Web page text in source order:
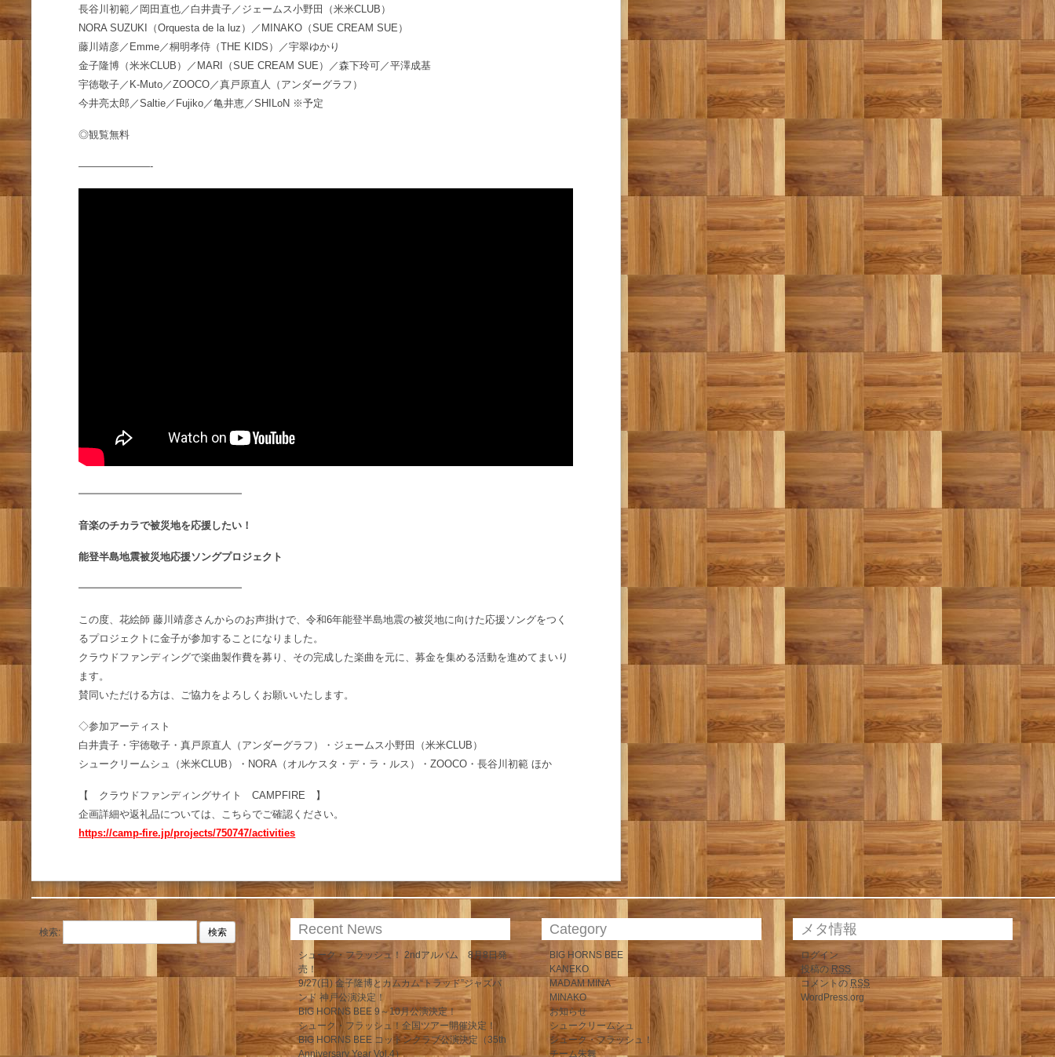
長谷川初範／岡田直也／白井貴子／ジェームス小野田（米米CLUB）
NORA SUZUKI（Orquesta de la luz）／MINAKO（SUE CREAM SUE）
藤川靖彦／Emme／桐明孝侍（THE KIDS）／宇翠ゆかり
金子隆博（米米CLUB）／MARI（SUE CREAM SUE）／森下玲可／平澤成基
宇徳敬子／K-Muto／ZOOCO／真戸原直人（アンダーグラフ）
今井亮太郎／Saltie／Fujiko／亀井恵／SHILoN ※予定
◎観覧無料
———————-
━━━━━━━━━━━━━━━━
音楽のチカラで被災地を応援したい！
能登半島地震被災地応援ソングプロジェクト
━━━━━━━━━━━━━━━━
この度、花絵師 藤川靖彦さんからのお声掛けで、令和6年能登半島地震の被災地に向けた応援ソングをつく
るプロジェクトに金子が参加することにな りました。
クラウドファンディングで楽曲製作費を募り、その完成した楽曲を元に、募金を集める活動を進めてまいり
ます。
賛同いただける方は、ご協力をよろしくお願いいたします。
◇参加アーティスト
白井貴子・宇徳敬子・真戸原直人（アンダーグラフ）・ジェームス小野田（米米CLUB）
シュークリームシュ（米米CLUB）・NORA（オルケスタ・デ・ラ・ルス）・ZOOCO・長谷川初範 ほか
【 クラウドファンディングサイト CAMPFIRE 】
企画詳細や返礼品については、こちらでご確認ください。
https://camp-fire.jp/projects/750747/activities
検索: Recent News
シューク・フラッシュ！ 2ndアルバム 8月8日発
売！
9/27(日) 金子隆博とカムカム“トラッド”ジャズバ
ンド 神戸公演決定！
BIG HORNS BEE 9～10月公演決定！
シューク・フラッシュ！全国ツアー開催決定！
BIG HORNS BEE コットンクラブ公演決定（35th
Anniversary Year Vol.4）
Category
BIG HORNS BEE
KANEKO
MADAM MINA
MINAKO
お知らせ
シュークリームシュ
シューク・フラッシュ！
チーム朱舞
メタ情報
ログイン
投稿の RSS
コメントの RSS
WordPress.org